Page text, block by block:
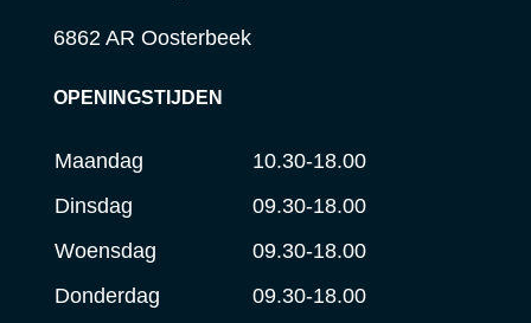
6862 AR Oosterbeek
OPENINGSTIJDEN
Maandag
10.30-18.00
Dinsdag
09.30-18.00
Woensdag
09.30-18.00
Donderdag
09.30-18.00